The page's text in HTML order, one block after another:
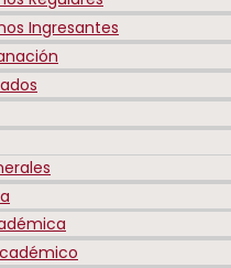
Ingresantes